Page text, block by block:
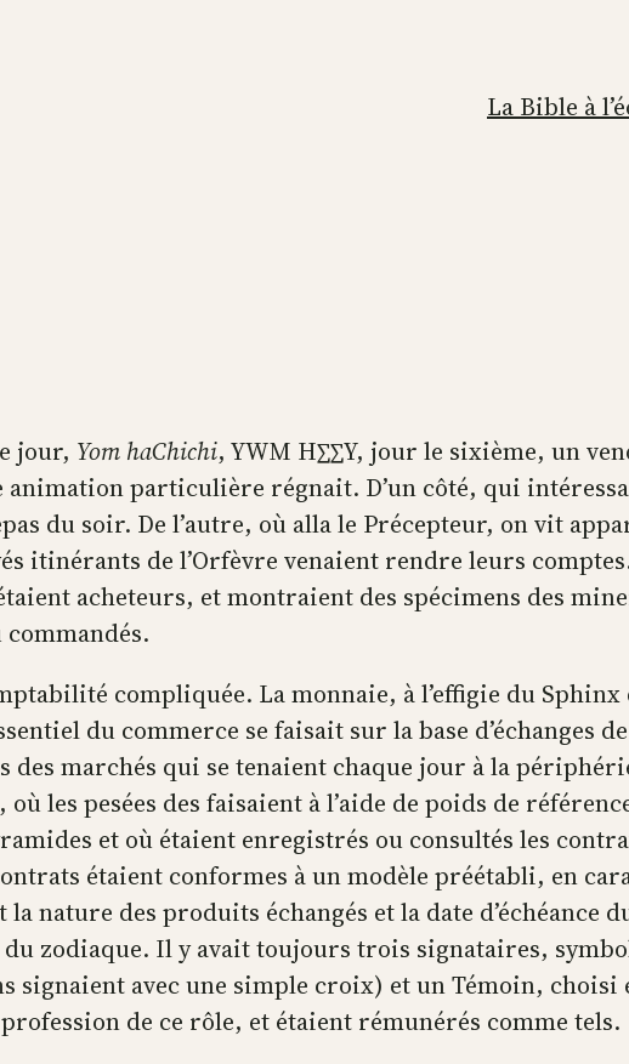
La Bible à
jour, Yom haChichi, YWM H∑∑Y, jour le sixième, un
animation particulière régnait. D’un côté, qui
du soir. De l’autre, où alla le Précepteur, on vit
itinérants de l’Orfèvre venaient rendre leurs
acheteurs, et montraient des spécimens des
compliquée. La monnaie, à l’effigie du Sphinx
du commerce se faisait sur la base d’échanges
des marchés qui se tenaient chaque jour à la
les pesées des faisaient à l’aide de poids de
et où étaient enregistrés ou consultés les
étaient conformes à un modèle préétabli, en
nature des produits échangés et la date
zodiaque. Il y avait toujours trois signataires,
signaient avec une simple croix) et un Témoin, choisi
de ce rôle, et étaient rémunérés comme tels.